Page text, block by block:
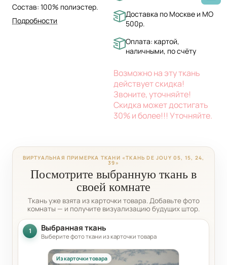
Состав: 100% полиэстер.
Подробности
Доставка по Москве и МО
500р.
Оплата: картой,
наличными, по счёту
Возможно на эту ткань
действует скидка!
Звоните, уточняйте!
Скидка может достигать
30% и более!!! Уточняйте.
ВИРТУАЛЬНАЯ ПРИМЕРКА ТКАНИ «ТКАНЬ DE JOUY 05, 15, 24,
39»
Посмотрите выбранную ткань в
своей комнате
Ткань уже взята из карточки товара. Добавьте фото
комнаты — и получите визуализацию будущих штор.
1 Выбранная ткань
Выберите фото ткани из карточки товара
Из карточки товара